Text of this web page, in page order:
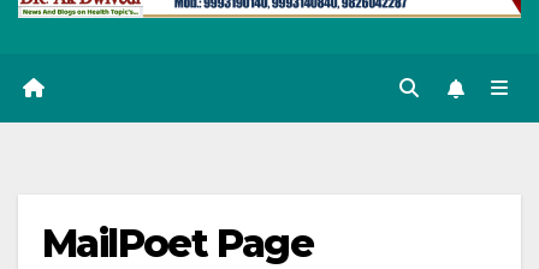
MailPoet Page